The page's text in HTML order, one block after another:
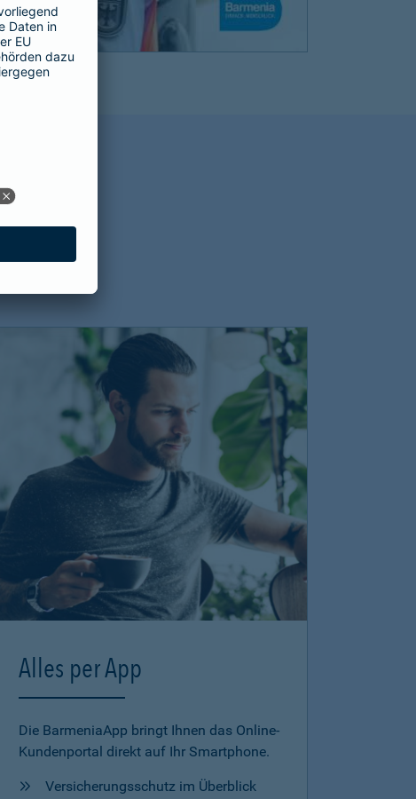
Alles per App
Die BarmeniaApp bringt Ihnen das Online-
Kundenportal direkt auf Ihr Smartphone.
Versicherungsschutz im Überblick